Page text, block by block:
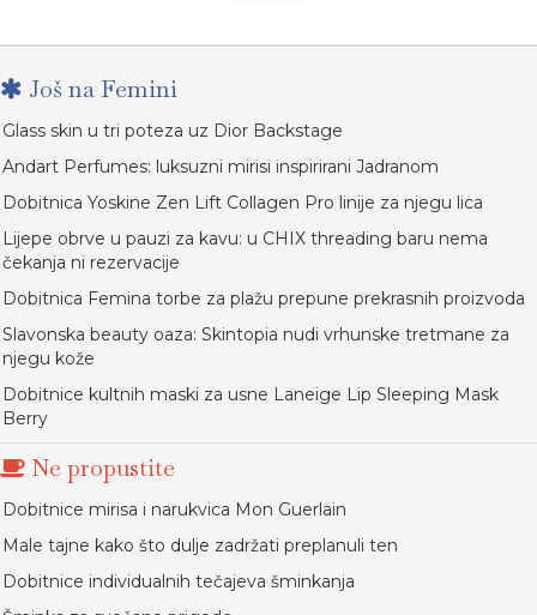
Još na Femini
Glass skin u tri poteza uz Dior Backstage
Andart Perfumes: luksuzni mirisi inspirirani Jadranom
Dobitnica Yoskine Zen Lift Collagen Pro linije za njegu lica
Lijepe obrve u pauzi za kavu: u CHIX threading baru nema
čekanja ni rezervacije
Dobitnica Femina torbe za plažu prepune prekrasnih proizvoda
Slavonska beauty oaza: Skintopia nudi vrhunske tretmane za
njegu kože
Dobitnice kultnih maski za usne Laneige Lip Sleeping Mask
Berry
Ne propustite
Dobitnice mirisa i narukvica Mon Guerlain
Male tajne kako što dulje zadržati preplanuli ten
Dobitnice individualnih tečajeva šminkanja